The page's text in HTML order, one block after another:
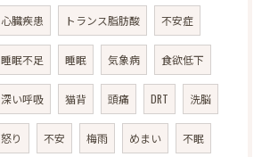
心臓疾患 トランス脂肪酸 不安症
睡眠不足 睡眠 気象病 食欲低下
深い呼吸 猫背 頭痛 DRT 洗脳
怒り 不安 梅雨 めまい 不眠